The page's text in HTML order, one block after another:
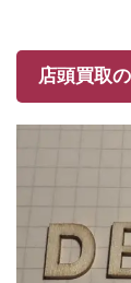
店頭買取